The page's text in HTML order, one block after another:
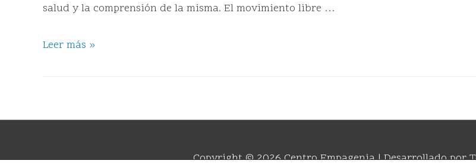
salud y la comprensión de la misma. El movimiento libre …
Leer más »
Copyright © 2026Centro Empagenia| Desarrollado por